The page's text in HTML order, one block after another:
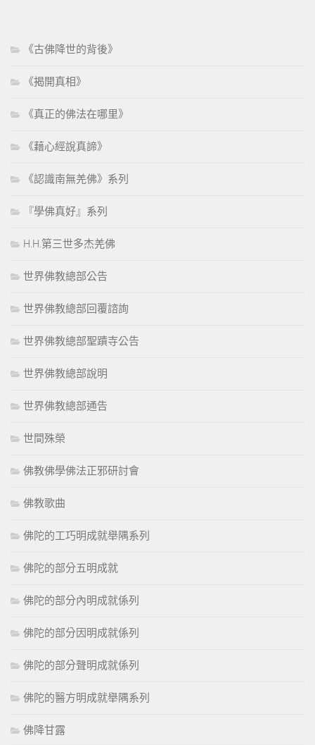
《古佛降世的背後》
《揭開真相》
《真正的佛法在哪里》
《藉心經說真諦》
《認識南無羌佛》系列
『學佛真好』系列
H.H.第三世多杰羌佛
世界佛教總部公告
世界佛教總部回覆諮詢
世界佛教總部聖蹟寺公告
世界佛教總部說明
世界佛教總部通告
世間殊榮
佛教佛學佛法正邪研討會
佛教歌曲
佛陀的工巧明成就舉隅系列
佛陀的部分五明成就
佛陀的部分內明成就係列
佛陀的部分因明成就係列
佛陀的部分聲明成就係列
佛陀的醫方明成就舉隅系列
佛降甘露